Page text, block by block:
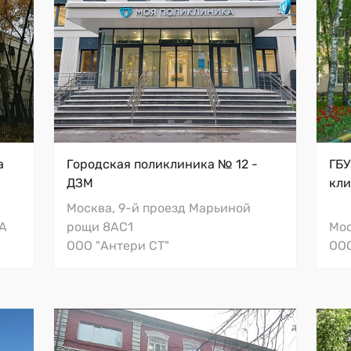
Раковины Roca Debba
Встраиваемые раковины Vitra
Поручни Nofer
Городская поликлиника № 12 -
ДЗМ
Москва, 9-й проезд Марьиной
рощи 8АС1
ООО "Антери СТ"